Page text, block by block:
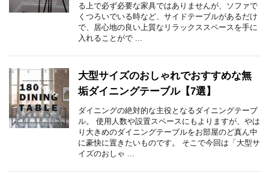
る上で必ず必要な家具ではありませんが、ソファで
くつろいでいる時など、サイドテーブルがあるだけ
で、居心地の良い上質なリラックススペースを手に
入れることがで ...
大型サイズのおしゃれでおすすめな無
垢ダイニングテーブル【7選】
ダイニングの絶対的な主役となるダイニングテーブ
ル。 使用人数や設置スペースにもよりますが、やは
り大きめのダイニングテーブルをお部屋のど真ん中
に豪快に置きたいものです。 そこで今回は「大型サ
イズのおしゃ ...